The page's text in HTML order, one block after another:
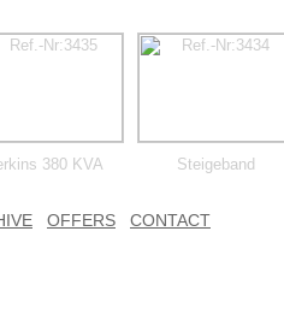
380 KVA Steigeband
OFFERS CONTACT